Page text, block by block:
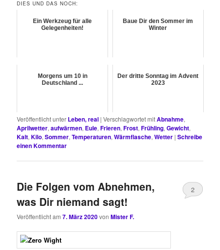
DIES UND DAS NOCH:
Ein Werkzeug für alle
Gelegenheiten!
Baue Dir den Sommer im
Winter
Morgens um 10 in
Deutschland ...
Der dritte Sonntag im Advent
2023
Veröffentlicht unter Leben, real |Verschlagwortet mitAbnahme,
Aprilwetter,aufwärmen, Eule,Frieren,Frost,Frühling,Gewicht,
Kalt,Kilo,Sommer,Temperaturen,Wärmflasche,Wetter |Schreibe
einen Kommentar
Die Folgen vom Abnehmen,
was Dir niemand sagt!
Veröffentlicht am7. März 2020vonMister F.
2